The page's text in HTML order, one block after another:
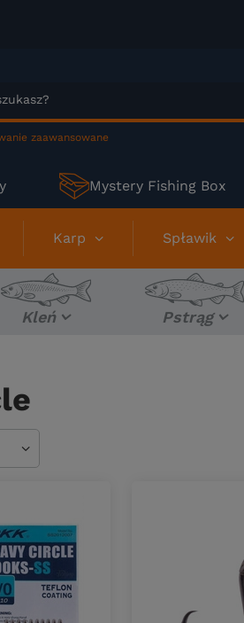
zaawansowane
Mystery Fishing Box
Karp Spławik
Kleń Pstrąg